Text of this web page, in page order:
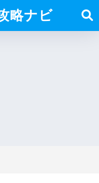
略ナビ